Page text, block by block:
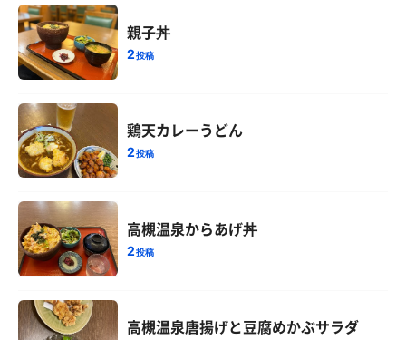
親子丼
2投稿
鶏天カレーうどん
2投稿
高槻温泉からあげ丼
2投稿
高槻温泉唐揚げと豆腐めかぶサラダ